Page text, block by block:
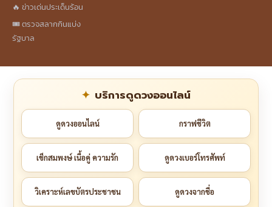
🔥 ข่าวเด่นประเด็นร้อน
🎟️ ตรวจสลากกินแบ่ง
รัฐบาล
บริการดูดวงออนไลน์
ดูดวงออนไลน์ กราฟชีวิต
เช็กสมพงษ์ เนื้อคู่ ความรัก ดูดวงเบอร์โทรศัพท์
วิเคราะห์เลขบัตรประชาชน ดูดวงจากชื่อ